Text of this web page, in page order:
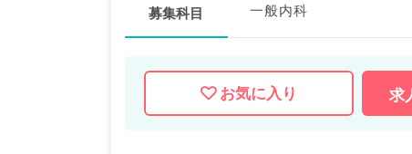
募集科目 一般内科
お気に入り 求